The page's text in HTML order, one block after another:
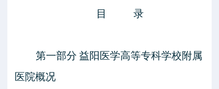
目 录
第一部分 益阳医学高等专科学校附属
医院概况